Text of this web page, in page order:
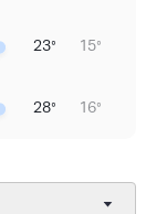
23° 15°
28° 16°